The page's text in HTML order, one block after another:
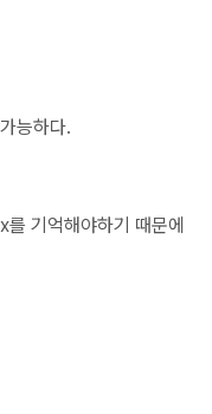
능하다.
기억해야하기 때문에